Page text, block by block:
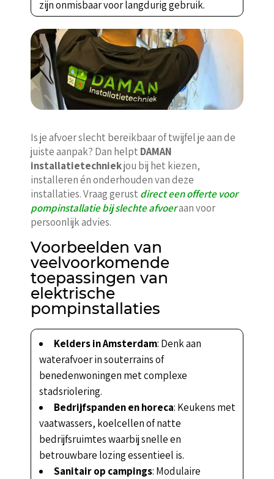
zijn onmisbaar voor langdurig gebruik.
Is je afvoer slecht bereikbaar of twijfel je aan de
juiste aanpak? Dan helpt DAMAN
installatietechniekjou bij het kiezen,
installeren én onderhouden van deze
installaties. Vraag gerust direct een offerte voor
pompinstallatie bij slechte afvoeraan voor
persoonlijk advies.
Voorbeelden van
veelvoorkomende
toepassingen van
elektrische
pompinstallaties
Kelders in Amsterdam: Denk aan
waterafvoer in souterrains of
benedenwoningen met complexe
stadsriolering.
Bedrijfspanden en horeca: Keukens met
vaatwassers, koelcellen of natte
bedrijfsruimtes waarbij snelle en
betrouwbare lozing essentieel is.
Sanitair op campings: Modulaire